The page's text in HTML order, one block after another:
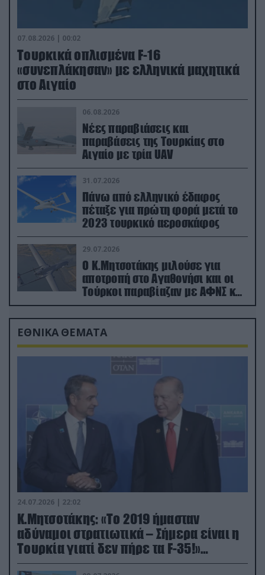
07.08.2026 | 00:02
Τουρκικά οπλισμένα F-16
«συνεπλάκησαν» με ελληνικά μαχητικά
στο Αιγαίο
06.08.2026
Νέες παραβιάσεις και
παραβάσεις της Τουρκίας στο
Αιγαίο με τρία UAV
31.07.2026
Πάνω από ελληνικό έδαφος
πέταξε για πρώτη φορά μετά το
2023 τουρκικό αεροσκάφος
29.07.2026
Ο Κ.Μητσοτάκης μιλούσε για
αποτροπή στο Αγαθονήσι και οι
Τούρκοι παραβίαζαν με ΑΦΝΣ και
drone
ΕΘΝΙΚΑ ΘΕΜΑΤΑ
24.07.2026 | 22:02
Κ.Μητσοτάκης: «Το 2019 ήμασταν
αδύναμοι στρατιωτικά – Σήμερα είναι η
Τουρκία γιατί δεν πήρε τα F-35!»
(βίντεο)